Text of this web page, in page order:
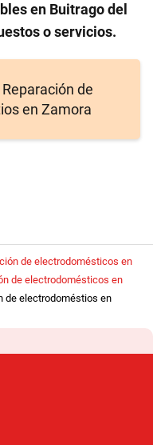
en Buitrago del
o servicios.
de
en Zamora
de electrodomésticos en
de electrodomésticos en
de electrodoméstios en